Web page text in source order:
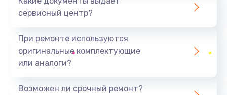
сервисный центр?
При ремонте используются
оригинальные комплектующие
или аналоги?
Возможен ли срочный ремонт?